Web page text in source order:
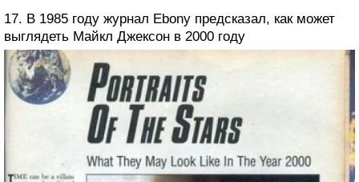
17. В 1985 году журнал Ebony предсказал, как может
выглядеть Майкл Джексон в 2000 году